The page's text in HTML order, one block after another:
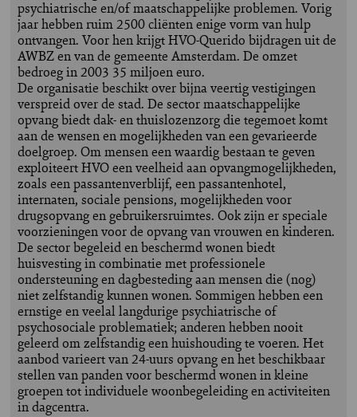
psychiatrische en/of maatschappelijke problemen. Vorig
jaar hebben ruim 2500 cliënten enige vorm van hulp
ontvangen. Voor hen krijgt HVO-Querido bijdragen uit de
AWBZ en van de gemeente Amsterdam. De omzet
bedroeg in 2003 35 miljoen euro.
De organisatie beschikt over bijna veertig vestigingen
verspreid over de stad. De sector maatschappelijke
opvang biedt dak- en thuislozenzorg die tegemoet komt
aan de wensen en mogelijkheden van een gevarieerde
doelgroep. Om mensen een waardig bestaan te geven
exploiteert HVO een veelheid aan opvangmogelijkheden,
zoals een passantenverblijf, een passantenhotel,
internaten, sociale pensions, mogelijkheden voor
drugsopvang en gebruikersruimtes. Ook zijn er speciale
voorzieningen voor de opvang van vrouwen en kinderen.
De sector begeleid en beschermd wonen biedt
huisvesting in combinatie met professionele
ondersteuning en dagbesteding aan mensen die (nog)
niet zelfstandig kunnen wonen. Sommigen hebben een
ernstige en veelal langdurige psychiatrische of
psychosociale problematiek; anderen hebben nooit
geleerd om zelfstandig een huishouding te voeren. Het
aanbod varieert van 24-uurs opvang en het beschikbaar
stellen van panden voor beschermd wonen in kleine
groepen tot individuele woonbegeleiding en activiteiten
in dagcentra.